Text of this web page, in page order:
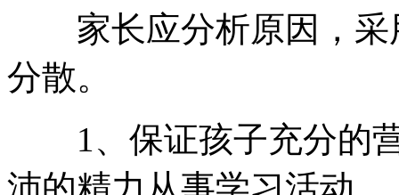
家长应分析原因，采
分散。
1、保证孩子充分的营